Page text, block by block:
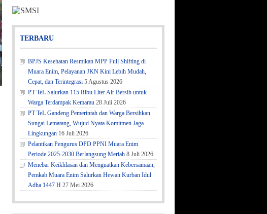
TERBARU
BPJS Kesehatan Resmikan MPP Full Shifting di
Muara Enim, Pelayanan JKN Kini Lebih Mudah,
Cepat, dan Terintegrasi 5 Agustus 2026
PT TeL Salurkan 115 Ribu Liter Air Bersih untuk
Warga Terdampak Kemarau 28 Juli 2026
PT TeL Gandeng Pemerintah dan Warga Bersihkan
Sungai Lematang, Wujud Nyata Komitmen Jaga
Lingkungan 16 Juli 2026
Pelantikan Pengurus DPD PPNI Muara Enim
Periode 2025-2030 Berlangsung Meriah 8 Juli 2026
Menebar Keikhlasan dan Menguatkan Kebersamaan,
Pemkab Muara Enim Salurkan Hewan Kurban Idul
Adha 1447 H 27 Mei 2026